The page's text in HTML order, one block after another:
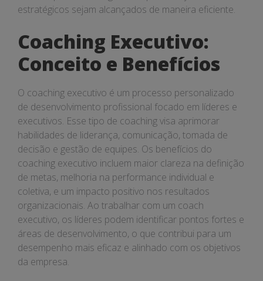
estratégicos sejam alcançados de maneira eficiente.
Coaching Executivo:
Conceito e Benefícios
O coaching executivo é um processo personalizado
de desenvolvimento profissional focado em líderes e
executivos. Esse tipo de coaching visa aprimorar
habilidades de liderança, comunicação, tomada de
decisão e gestão de equipes. Os benefícios do
coaching executivo incluem maior clareza na definição
de metas, melhoria na performance individual e
coletiva, e um impacto positivo nos resultados
organizacionais. Ao trabalhar com um coach
executivo, os líderes podem identificar pontos fortes e
áreas de desenvolvimento, o que contribui para um
desempenho mais eficaz e alinhado com os objetivos
da empresa.